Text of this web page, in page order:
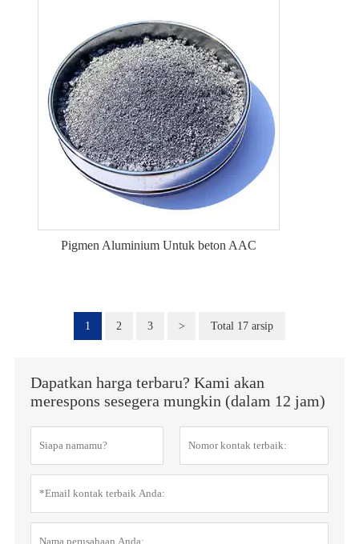
Pigmen Aluminium Untuk beton AAC
1 2 3 > Total 17 arsip
Dapatkan harga terbaru? Kami akan
merespons sesegera mungkin (dalam 12 jam)